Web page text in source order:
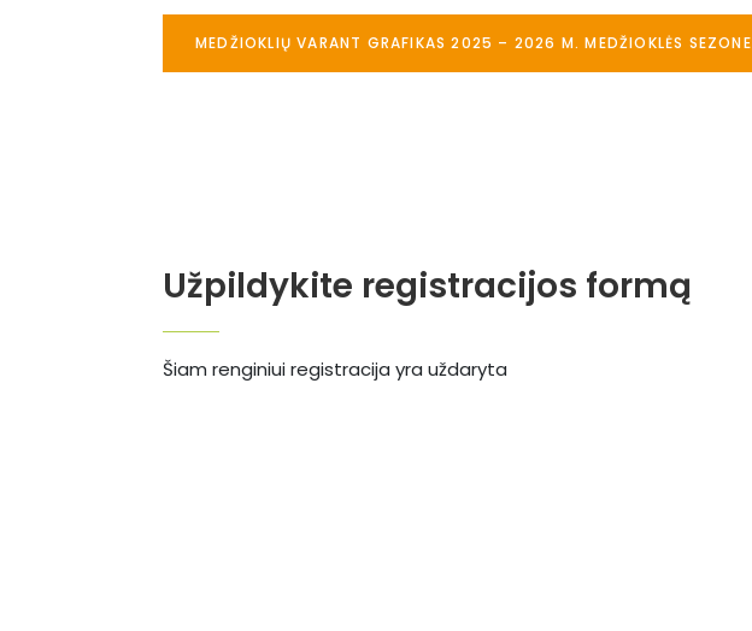
MEDŽIOKLIŲ VARANT GRAFIKAS 2025 – 2026 M. MEDŽIOKLĖS SEZONE
Užpildykite registracijos formą
Šiam renginiui registracija yra uždaryta